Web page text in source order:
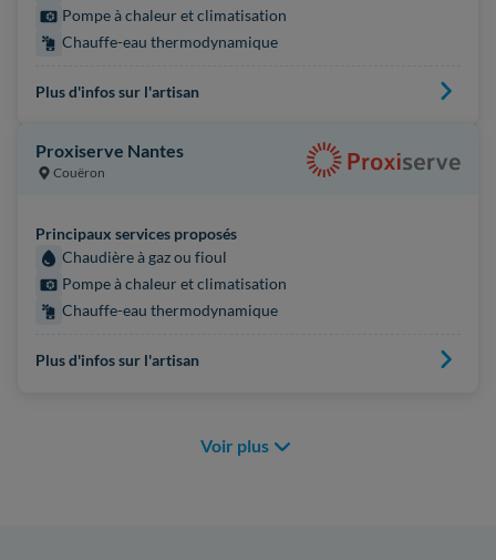
Pompe à chaleur et climatisation
Chauffe-eau thermodynamique
Plus d'infos sur l'artisan
Proxiserve Nantes
Couëron
Principaux services proposés
Chaudière à gaz ou fioul
Pompe à chaleur et climatisation
Chauffe-eau thermodynamique
Plus d'infos sur l'artisan
Voir plus